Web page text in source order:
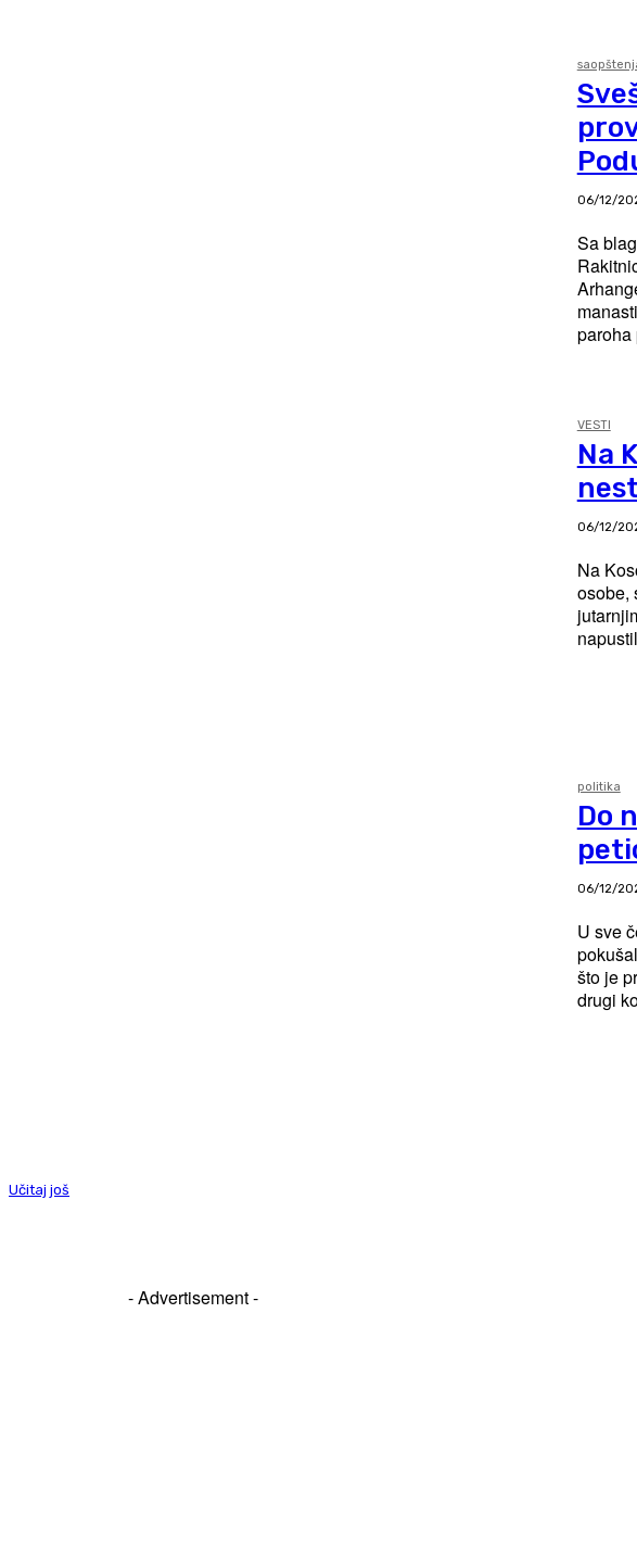
06/12/
Sa
Arhangela
paroha
VESTI
Na
06/12/
Na
osobe,
politika
Do
06/12/
U sve
što je
drugi
Učitaj još
- Advertisement -